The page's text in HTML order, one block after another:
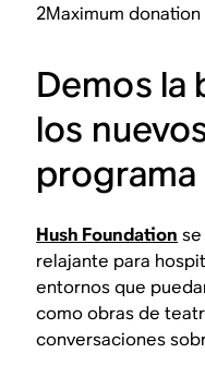
2Maximum donation
Demos la
los
programa
Hush Foundation
relajante para
entornos que
como obras de
conversaciones